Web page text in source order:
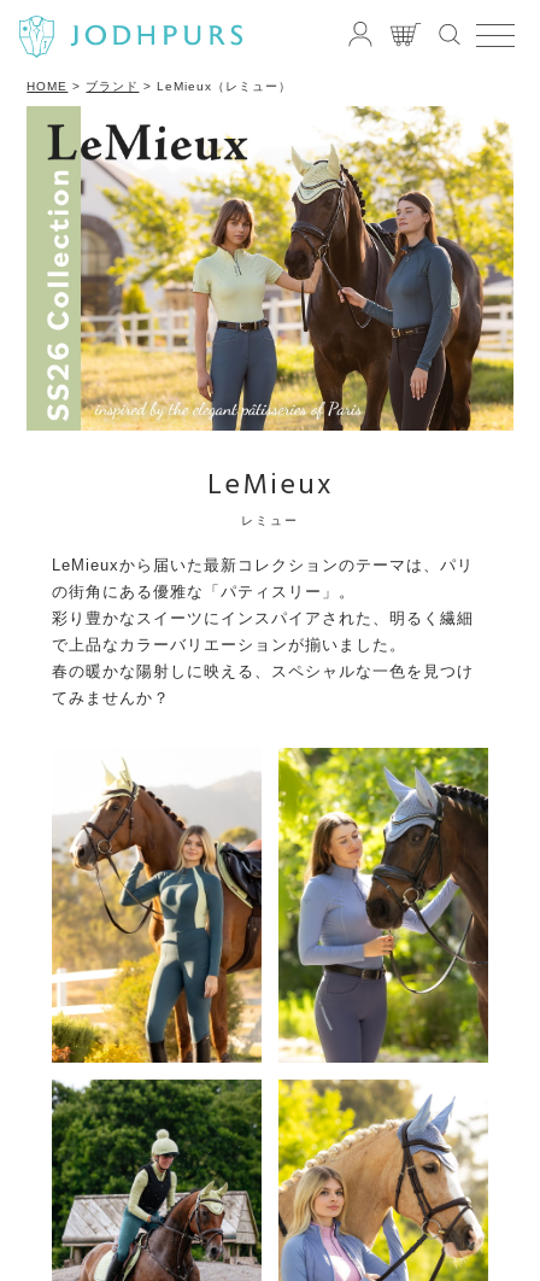
HOME ブランド LeMieux（レミュー）
LeMieux
レミュー
LeMieuxから届いた最新コレクションのテーマは、パリ
の街角にある優雅な「パティスリー」。
彩り豊かなスイーツにインスパイアされた、明るく繊細
で上品なカラーバリエーションが揃いました。
春の暖かな陽射しに映える、スペシャルな一色を見つけ
てみませんか？